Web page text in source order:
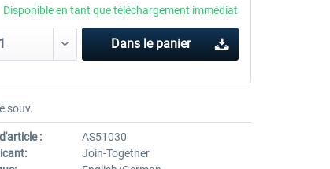
Disponible en tant que téléchargement immédiat
Dans le panier
souv.
:
AS51030
Join-Together